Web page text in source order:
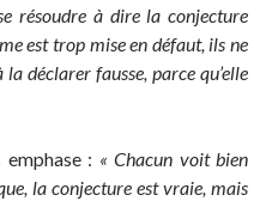
résoudre à dire la conjecture
est trop mise en défaut, ils ne
déclarer fausse, parce qu’elle
: « Chacun voit bien
la conjecture est vraie, mais